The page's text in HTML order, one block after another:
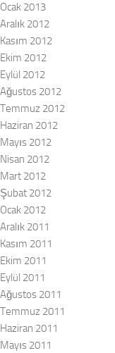
Ocak 2013
Aralık 2012
Kasım 2012
Ekim 2012
Eylül 2012
Ağustos 2012
Temmuz 2012
Haziran 2012
Mayıs 2012
Nisan 2012
Mart 2012
Şubat 2012
Ocak 2012
Aralık 2011
Kasım 2011
Ekim 2011
Eylül 2011
Ağustos 2011
Temmuz 2011
Haziran 2011
Mayıs 2011